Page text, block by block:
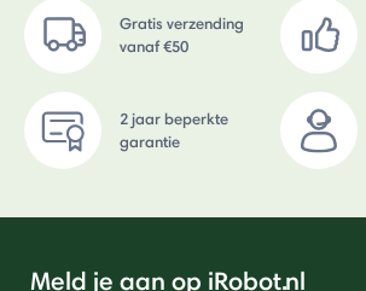
Gratis verzending
vanaf €50
2 jaar beperkte
garantie
Meld je aan op iRobot.nl